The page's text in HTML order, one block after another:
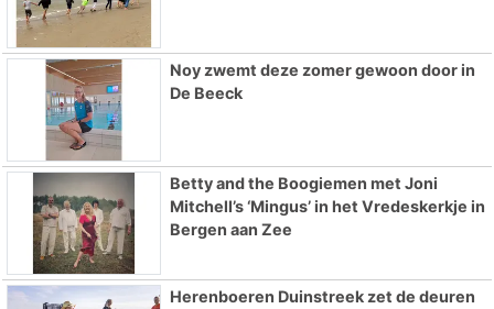
Noy zwemt deze zomer gewoon door in
De Beeck
Betty and the Boogiemen met Joni
Mitchell’s ‘Mingus’ in het Vredeskerkje in
Bergen aan Zee
Herenboeren Duinstreek zet de deuren